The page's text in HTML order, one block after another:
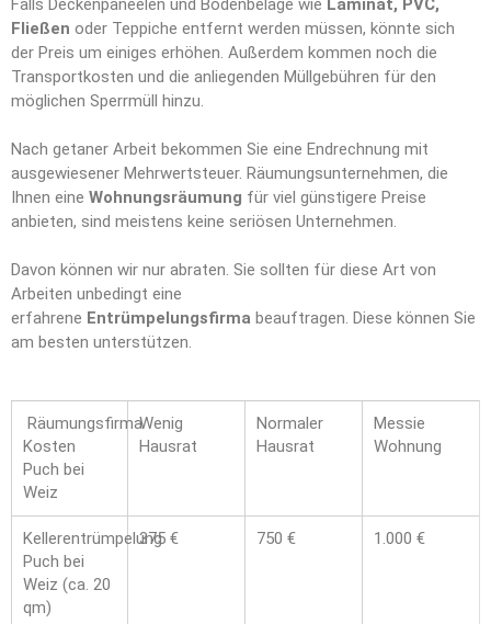
Falls Deckenpaneelen und Bodenbeläge wie Laminat, PVC,
Fließen oder Teppiche entfernt werden müssen, könnte sich
der Preis um einiges erhöhen. Außerdem kommen noch die
Transportkosten und die anliegenden Müllgebühren für den
möglichen Sperrmüll hinzu.
Nach getaner Arbeit bekommen Sie eine Endrechnung mit
ausgewiesener Mehrwertsteuer. Räumungsunternehmen, die
Ihnen eine Wohnungsräumung für viel günstigere Preise
anbieten, sind meistens keine seriösen Unternehmen.
Davon können wir nur abraten. Sie sollten für diese Art von
Arbeiten unbedingt eine
erfahrene Entrümpelungsfirma beauftragen. Diese können Sie
am besten unterstützen.
Räumungsfirma
Kosten
Puch bei
Weiz
Wenig
Hausrat
Normaler
Hausrat
Messie
Wohnung
Kellerentrümpelung
Puch bei
Weiz (ca. 20
qm)
375 € 750 € 1.000 €